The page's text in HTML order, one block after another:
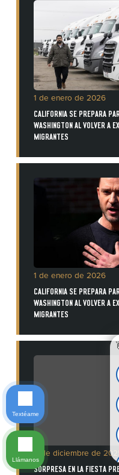
1 de enero de 2026
CALIFORNIA SE PREPARA
WASHINGTON AL VOLVER A
MIGRANTES
1 de enero de 2026
CALIFORNIA SE PREPARA
WASHINGTON AL VOLVER A
MIGRANTES
3 de diciembre de
SORPRESA EN LA FIESTA
Textéame
Llámanos